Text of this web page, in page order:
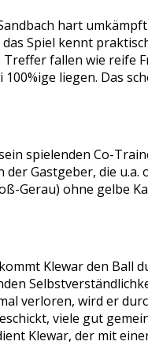
hart
Spiel kennt
fallen wie reife
liegen. Das
spielenden Co-
Gastgeber, die
Gerau) ohne gelbe
Klewar den Ball
verloren, wird er
viele gut
Klewar, der mit